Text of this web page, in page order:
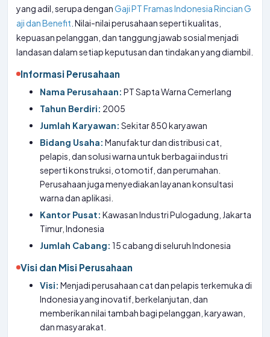
yang adil, serupa denganGaji PT Framas Indonesia Rincian G
aji dan Benefit . Nilai-nilai perusahaan seperti kualitas,
kepuasan pelanggan, dan tanggung jawab sosial menjadi
landasan dalam setiap keputusan dan tindakan yang diambil.
Informasi Perusahaan
Nama Perusahaan: PT Sapta Warna Cemerlang
Tahun Berdiri: 2005
Jumlah Karyawan: Sekitar 850 karyawan
Bidang Usaha: Manufaktur dan distribusi cat,
pelapis, dan solusi warna untuk berbagai industri
seperti konstruksi, otomotif, dan perumahan.
Perusahaan juga menyediakan layanan konsultasi
warna dan aplikasi.
Kantor Pusat: Kawasan Industri Pulogadung, Jakarta
Timur, Indonesia
Jumlah Cabang: 15 cabang di seluruh Indonesia
Visi dan Misi Perusahaan
Visi: Menjadi perusahaan cat dan pelapis terkemuka di
Indonesia yang inovatif, berkelanjutan, dan
memberikan nilai tambah bagi pelanggan, karyawan,
dan masyarakat.